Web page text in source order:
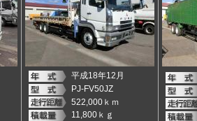
平成18年12月
PJ-FV50JZ
522,000ｋｍ
11,800ｋｇ